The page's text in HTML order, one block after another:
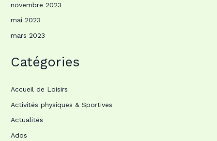
novembre 2023
mai 2023
mars 2023
Catégories
Accueil de Loisirs
Activités physiques & Sportives
Actualités
Ados